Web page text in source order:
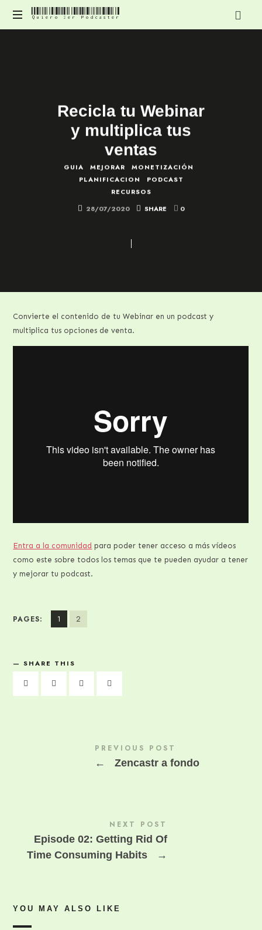
Quiero
Quiero Ser Podcaster
podcastRecicla tu Webinar
y multiplica tus
ventas
GUIA MEJORAR
MONETIZACIÓN
PLANIFICACION
PODCAST
RECURSOS
28/07/2020
SHARE 0
Convierte el contenido de tu Webinar en un podcast y
multiplica tus opciones de venta.
Entra a la comunidad para poder tener acceso a más vídeos
como este sobre todos los temas que te pueden ayudar a tener
y mejorar tu podcast.
PAGES: 1 2
SHARE THIS
PREVIOUS POST
← Zencastr a fondo
NEXT POST
Episode 02: Getting Rid Of
Time Consuming Habits
→
YOU MAY ALSO LIKE